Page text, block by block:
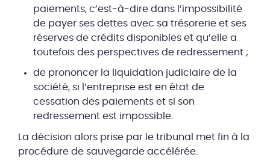
paiements, c’est-à-dire dans l’impossibilité
de payer ses dettes avec sa trésorerie et ses
réserves de crédits disponibles et qu’elle a
toutefois des perspectives de redressement ;
de prononcer la liquidation judiciaire de la
société, si l’entreprise est en état de
cessation des paiements et si son
redressement est impossible.
La décision alors prise par le tribunal met fin à la
procédure de sauvegarde accélérée.